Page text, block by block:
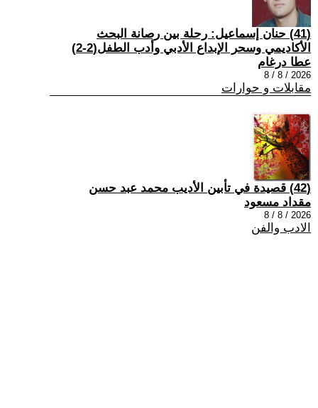
(41) حنان إسماعيل: رحلة بين رصانة البحث
الأكاديمي وسحر الإبداع الأدبي وأدب الطفل(2-2)
عطا درغام
2026 / 8 / 8
مقابلات و حوارات
(42) قصيدة في تأبين الأديب محمد عبد حسن
مقداد مسعود
2026 / 8 / 8
الادب والفن